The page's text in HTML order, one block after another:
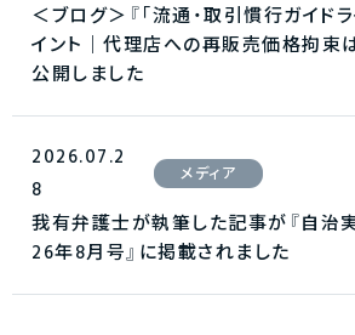
＜ブログ＞『「流通・取引慣行ガイド
イント｜代理店への再販売価格拘束
公開しました
2026.07.2
8
メディア
我有弁護士が執筆した記事が『自治
26年8月号』に掲載されました